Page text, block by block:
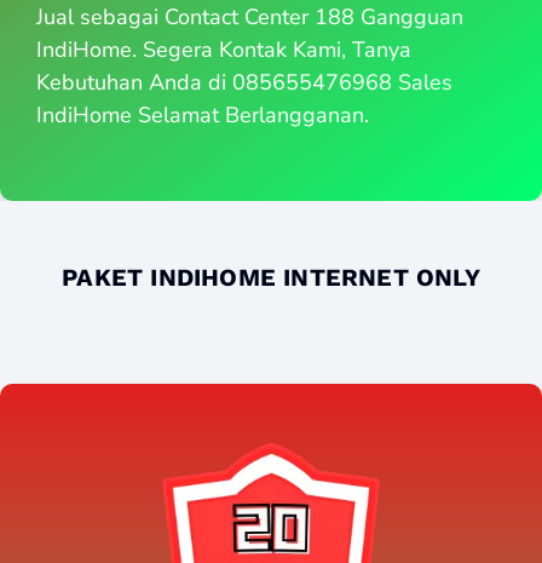
Jual sebagai Contact Center 188 Gangguan
IndiHome. Segera Kontak Kami, Tanya
Kebutuhan Anda di 085655476968 Sales
IndiHome Selamat Berlangganan.
PAKET INDIHOME INTERNET ONLY